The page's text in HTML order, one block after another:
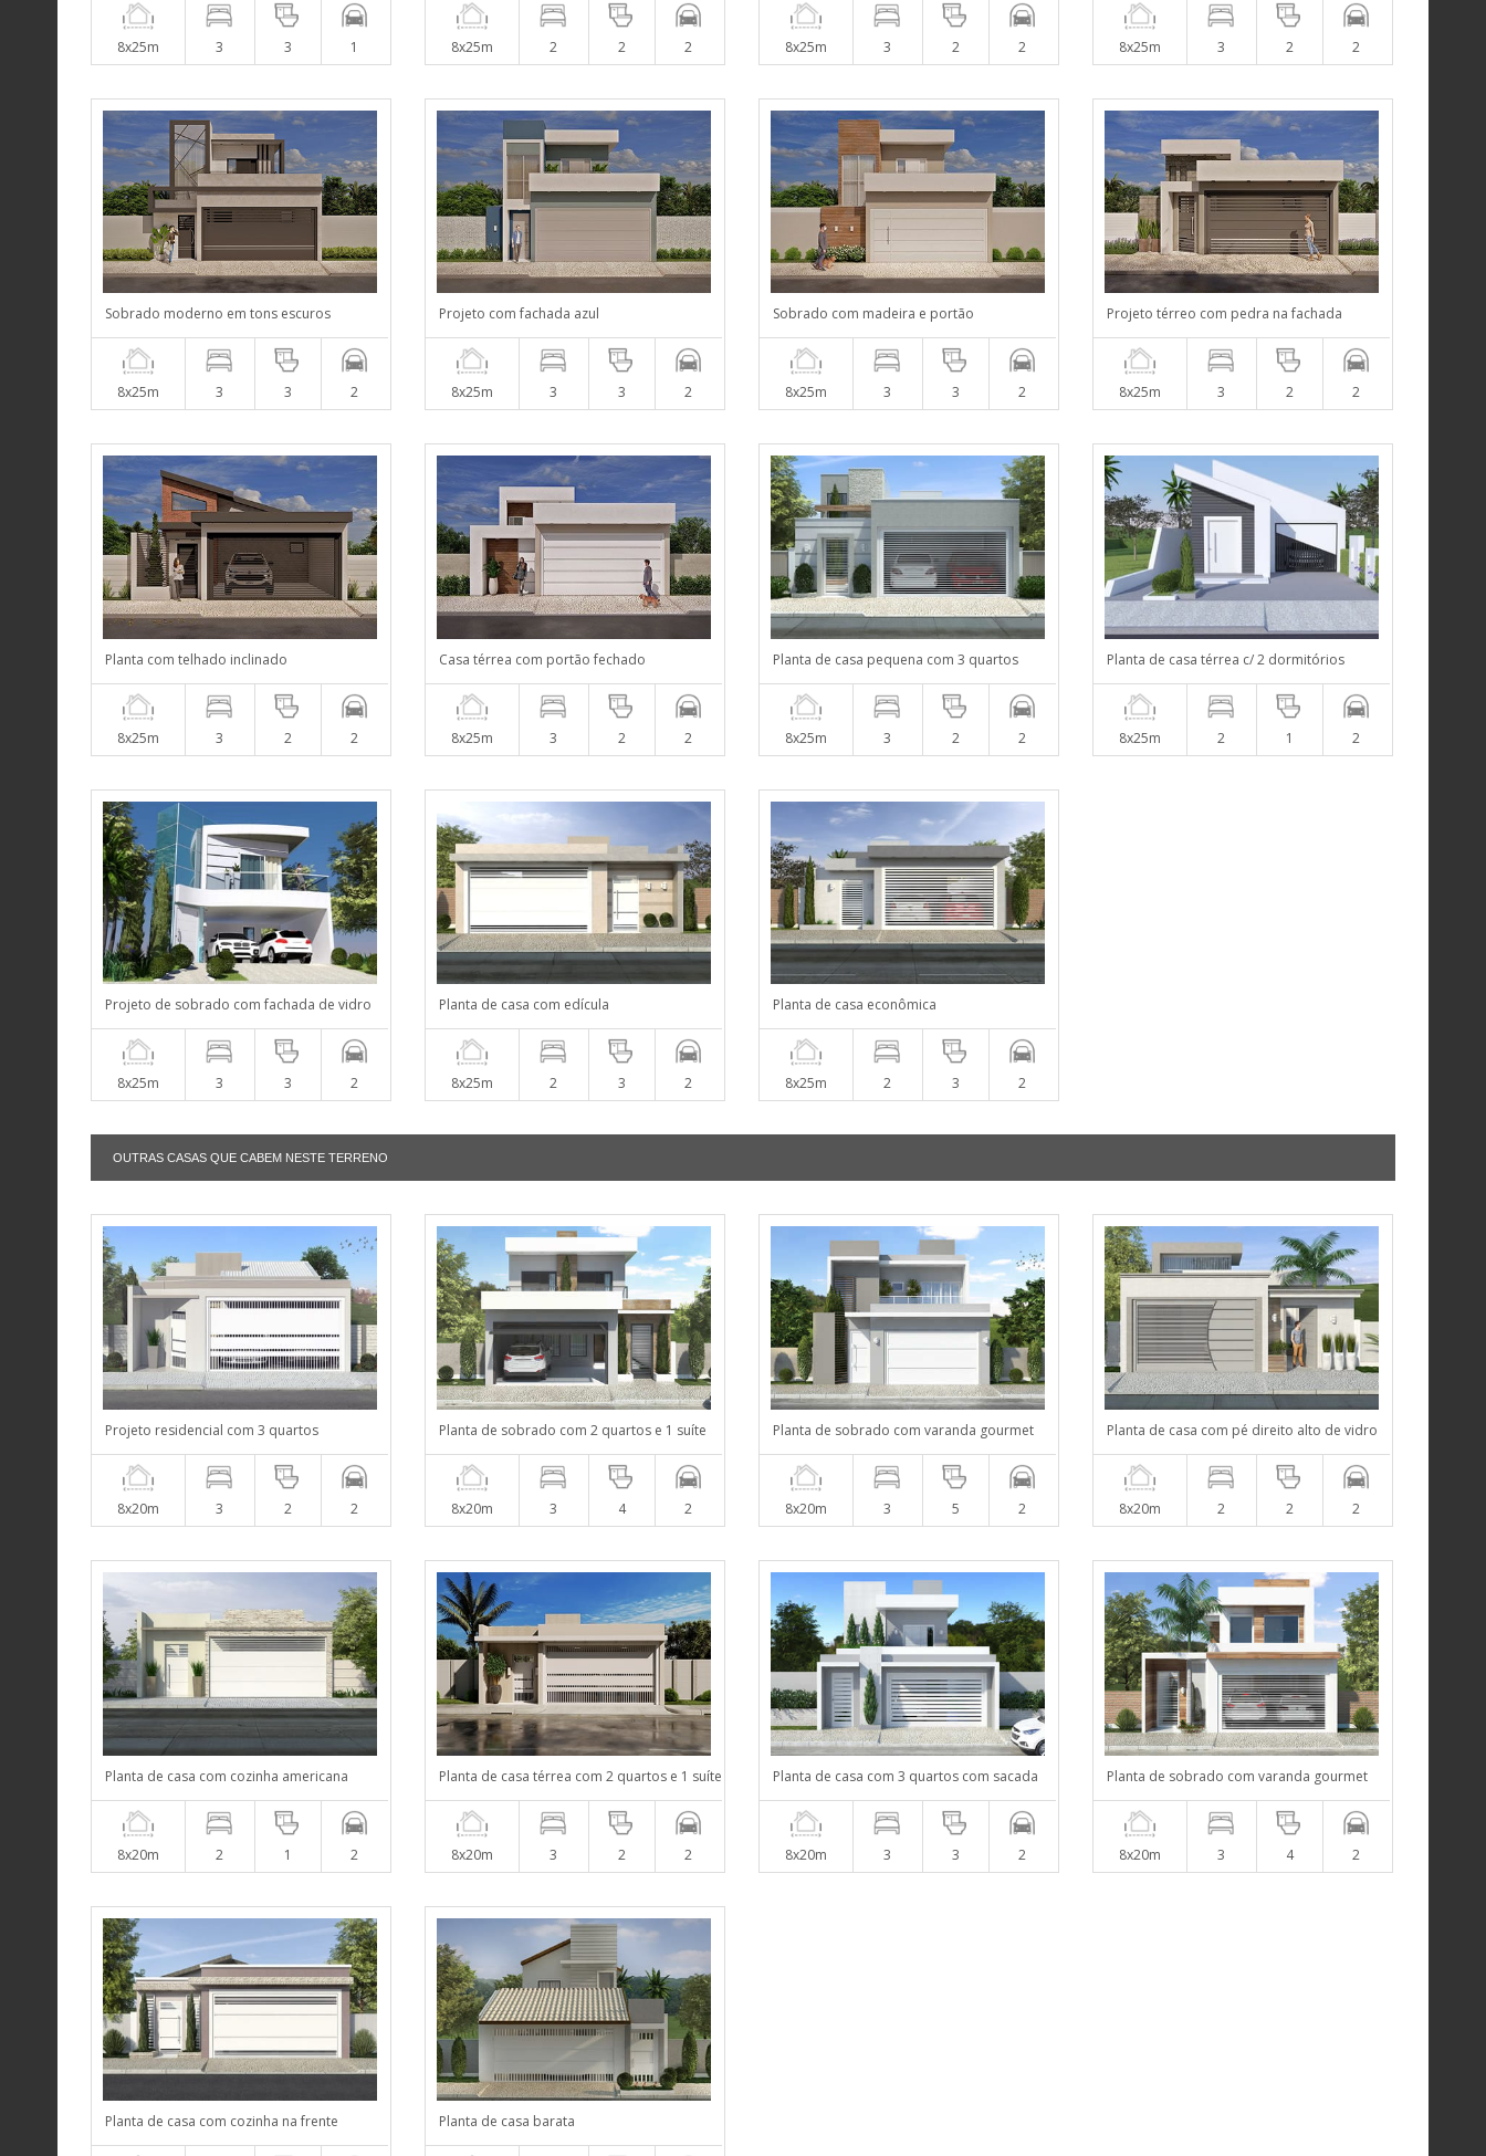
8x25m 3 3 1 8x25m 2 2 2 8x25m 3 2 2 8x25m 3 2 2
Sobrado moderno em tons escuros
8x25m 3 3 2
Projeto com fachada azul
8x25m 3 3 2
Sobrado com madeira e portão
8x25m 3 3 2
Projeto térreo com pedra na fachada
8x25m 3 2 2
Planta com telhado inclinado
8x25m 3 2 2
Casa térrea com portão fechado
8x25m 3 2 2
Planta de casa pequena com 3 quartos
8x25m 3 2 2
Planta de casa térrea c/ 2 dormitórios
8x25m 2 1 2
Projeto de sobrado com fachada de vidro
8x25m 3 3 2
Planta de casa com edícula
8x25m 2 3 2
Planta de casa econômica
8x25m 2 3 2
OUTRAS CASAS QUE CABEM NESTE TERRENO
Projeto residencial com 3 quartos
8x20m 3 2 2
Planta de sobrado com 2 quartos e 1 suíte
8x20m 3 4 2
Planta de sobrado com varanda gourmet
8x20m 3 5 2
Planta de casa com pé direito alto de vidro
8x20m 2 2 2
Planta de casa com cozinha americana
8x20m 2 1 2
Planta de casa térrea com 2 quartos e 1 suíte
8x20m 3 2 2
Planta de casa com 3 quartos com sacada
8x20m 3 3 2
Planta de sobrado com varanda gourmet
8x20m 3 4 2
Planta de casa com cozinha na frente Planta de casa barata